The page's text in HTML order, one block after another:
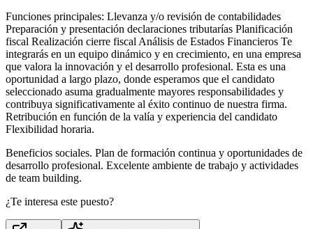
Funciones principales: Llevanza y/o revisión de contabilidades
Preparación y presentación declaraciones tributarías Planificación
fiscal Realización cierre fiscal Análisis de Estados Financieros Te
integrarás en un equipo dinámico y en crecimiento, en una empresa
que valora la innovación y el desarrollo profesional. Esta es una
oportunidad a largo plazo, donde esperamos que el candidato
seleccionado asuma gradualmente mayores responsabilidades y
contribuya significativamente al éxito continuo de nuestra firma.
Retribución en función de la valía y experiencia del candidato
Flexibilidad horaria.
Beneficios sociales. Plan de formación continua y oportunidades de
desarrollo profesional. Excelente ambiente de trabajo y actividades
de team building.
¿Te interesa este puesto?